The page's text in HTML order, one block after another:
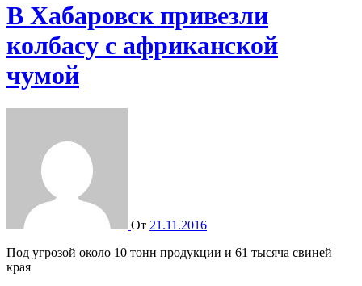
В Хабаровск привезли
колбасу с африканской
чумой
От 21.11.2016
Под угрозой около 10 тонн продукции и 61 тысяча свиней
края